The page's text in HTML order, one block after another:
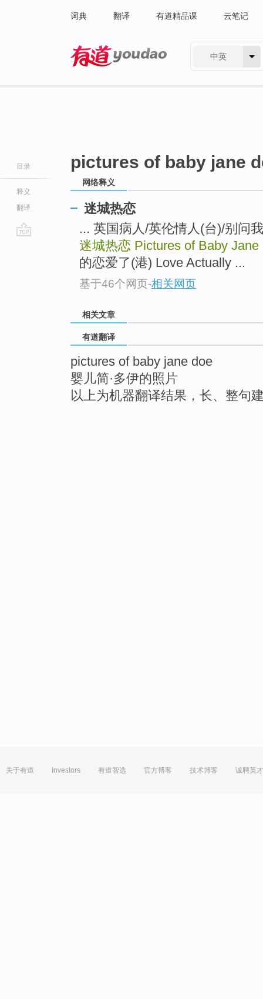
词典 翻译 有道精品课 云笔记
中英
目录
释义
翻译
pictures of baby jane
网络释义
迷城热恋
... 英国病人/英伦情人(台)/别问
迷城热恋 Pictures of Baby Jane
的恋爱了(港) Love Actually ...
基于46个网页-相关网页
相关文章
有道翻译
pictures of baby jane doe
婴儿简·多伊的照片
以上为机器翻译结果，长、整句
关于有道 Investors 有道智选 官方博客 技术博客 诚聘英才